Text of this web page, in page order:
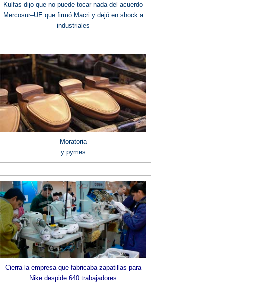
Kulfas dijo que no puede tocar nada del acuerdo
Mercosur–UE que firmó Macri y dejó en shock a
industriales
Moratoria
y pymes
Cierra la empresa que fabricaba zapatillas para
Nike despide 640 trabajadores